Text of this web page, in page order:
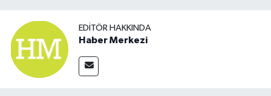
EDITÖR HAKKINDA
Haber Merkezi